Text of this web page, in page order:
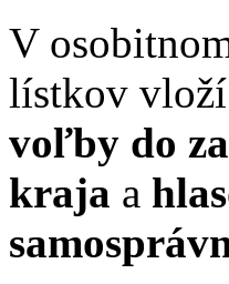
V
lístkov
voľby do
kraja a